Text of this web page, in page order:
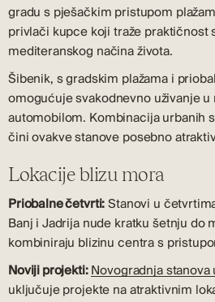
gradu s pješačkim pristupom
privlači kupce koji traže praktičnost
mediteranskog načina života.
Šibenik, s gradskim plažama i
omogućuje svakodnevno uživanje
automobilom. Kombinacija urbanih
čini ovakve stanove posebno
Lokacije blizu mora
Priobalne četvrti:Stanovi u
Banj i Jadrija nude kratku šetnju do
kombiniraju blizinu centra s
Noviji projekti:Novogradnja stanova
uključuje projekte na atraktivnim